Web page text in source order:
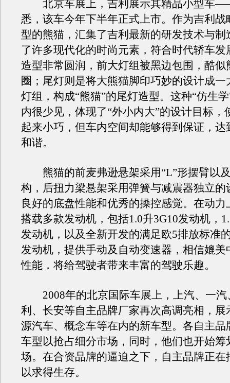
北京车展上，吉利展示其精品小型车
悉，该车今年下半年正式上市。作为吉利战
型的熊猫，汇集了吉利最新的研发技术与制
了许多现代化的时尚元素，符合时代轿车发
造型非常圆润，前大灯组被黑边包围，酷似
圈；尾灯则是将大熊猫脚印巧妙的设计成一
灯组，构成“熊猫”的尾灯造型。这种“仿生
内很少见，体现了“外小内大”的设计目标，
起来小巧，但车内空间却能够得到保证，达
和谐。
熊猫的前麦弗逊悬架采用“L”形摆臂以
构，后扭力梁悬架采用弹簧与减震器独立的
良好的底盘性能和优秀的操控感觉。在动力
搭载多款发动机，包括1.0升3G10发动机，
发动机，以及全新开发的满足欧5排放标准
发动机，提供手动及自动变速器，相信媲美
性能，将给驾驶者带来丰富的驾驶乐趣。
2008年的北京国际车展上，上汽、一汽
利、长安等自主品牌厂家再次高调亮相，展
源汽车、概念车等在内的新车型。各自主品
车型以抢占细分市场，同时，他们也开始筹
场。在合资品牌的逼迫之下，自主品牌正在
以求得生存。